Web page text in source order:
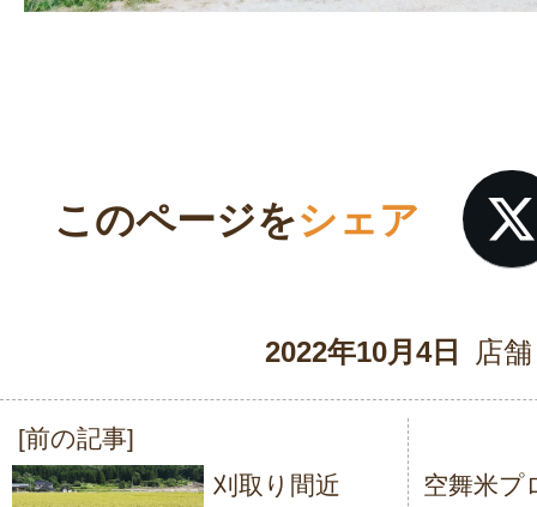
このページをシェア
2022年10月4日 店
投
稿
[前の記事]
刈取り間近
空舞米プ